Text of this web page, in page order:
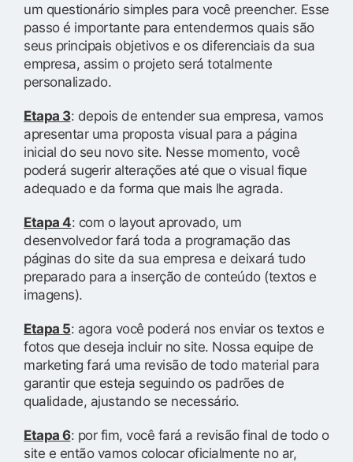
um questionário simples para você preencher. Esse
passo é importante para entendermos quais são
seus principais objetivos e os diferenciais da sua
empresa, assim o projeto será totalmente
personalizado.
Etapa 3: depois de entender sua empresa, vamos
apresentar uma proposta visual para a página
inicial do seu novo site. Nesse momento, você
poderá sugerir alterações até que o visual fique
adequado e da forma que mais lhe agrada.
Etapa 4: com o layout aprovado, um
desenvolvedor fará toda a programação das
páginas do site da sua empresa e deixará tudo
preparado para a inserção de conteúdo (textos e
imagens).
Etapa 5: agora você poderá nos enviar os textos e
fotos que deseja incluir no site. Nossa equipe de
marketing fará uma revisão de todo material para
garantir que esteja seguindo os padrões de
qualidade, ajustando se necessário.
Etapa 6: por fim, você fará a revisão final de todo o
site e então vamos colocar oficialmente no ar,